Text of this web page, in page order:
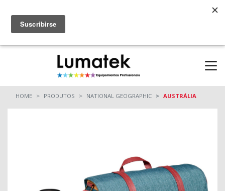
ONDE COMPRAR
HOME PRODUTOS NATIONAL GEOGRAPHIC AUSTRÁLIA